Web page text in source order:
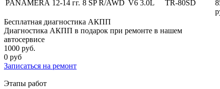
PANAMERA 12-14 гг. 8 SP R/AWD V6 3.0L TR-80SD
Бесплатная диагностика АКПП
Диагностика АКПП в подарок при ремонте в нашем
автосервисе
1000 руб.
0 руб
Записаться на ремонт
Этапы работ